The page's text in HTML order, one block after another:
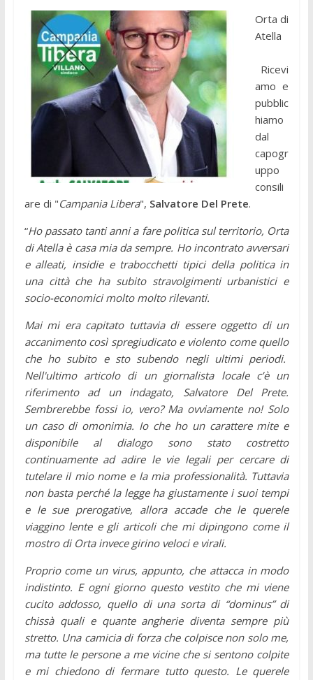
Orta di
Atella
Ricevi
amo e
pubblic
hiamo
dal
capogr
uppo
consili
are di "Campania Libera", Salvatore Del Prete.
“Ho passato tanti anni a fare politica sul territorio, Orta
di Atella è casa mia da sempre. Ho incontrato avversari
e alleati, insidie e trabocchetti tipici della politica in
una città che ha subito stravolgimenti urbanistici e
socio-economici molto molto rilevanti.
Mai mi era capitato tuttavia di essere oggetto di un
accanimento così spregiudicato e violento come quello
che ho subito e sto subendo negli ultimi periodi.
Nell'ultimo articolo di un giornalista locale c’è un
riferimento ad un indagato, Salvatore Del Prete.
Sembrerebbe fossi io, vero? Ma ovviamente no! Solo
un caso di omonimia. Io che ho un carattere mite e
disponibile al dialogo sono stato costretto
continuamente ad adire le vie legali per cercare di
tutelare il mio nome e la mia professionalità. Tuttavia
non basta perché la legge ha giustamente i suoi tempi
e le sue prerogative, allora accade che le querele
viaggino lente e gli articoli che mi dipingono come il
mostro di Orta invece girino veloci e virali.
Proprio come un virus, appunto, che attacca in modo
indistinto. E ogni giorno questo vestito che mi viene
cucito addosso, quello di una sorta di “dominus” di
chissà quali e quante angherie diventa sempre più
stretto. Una camicia di forza che colpisce non solo me,
ma tutte le persone a me vicine che si sentono colpite
e mi chiedono di fermare tutto questo. Le querele